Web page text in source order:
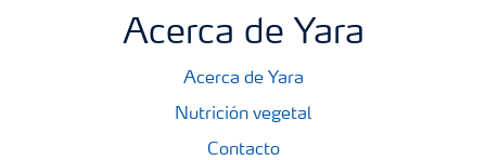
Acerca de Yara
Acerca de Yara
Nutrición vegetal
Contacto